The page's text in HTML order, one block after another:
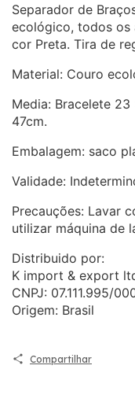
Separador de
ecológico, todos os
cor Preta. Tira de
Material: Couro
Media: Bracelete
47cm.
Embalagem: saco
Validade:
Precauções: Lavar
utilizar máquina de
Distribuido por:
K import & export
CNPJ: 07.111.995/
Origem: Brasil
Compartilhar